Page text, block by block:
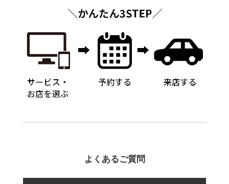
よくあるご質問